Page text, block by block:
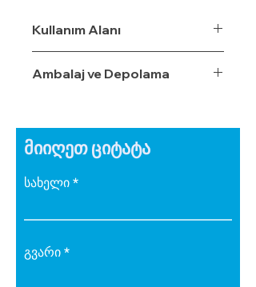
Kullanım Alanı
Ambalaj ve Depolama
მიიღეთ ციტატა
სახელი
გვარი